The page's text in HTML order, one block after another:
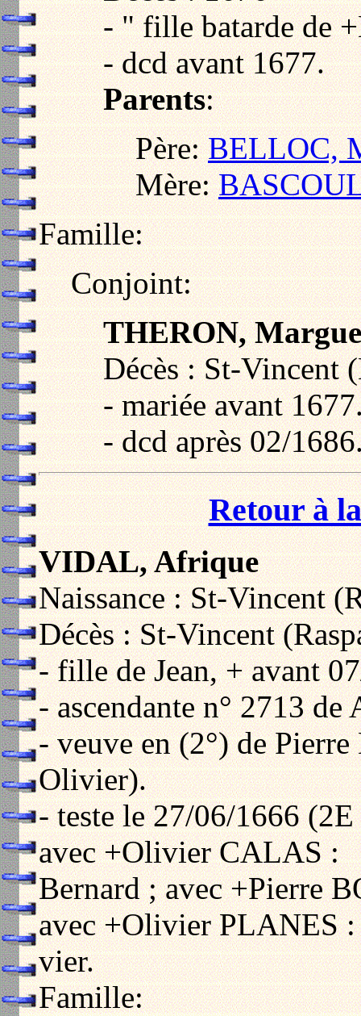
- " fille batarde de
- dcd avant 1677.
Parents:
Père:BELLOC,
Mère:
Famille:
Conjoint:
THERON,
Décès : St-Vincent
- mariée avant
- dcd après 02/
Retour à
VIDAL, Afrique
Naissance : St-Vincent
Décès : St-Vincent
- fille de Jean, + avant
- ascendante n° 2713
- veuve en (2°) de
Olivier).
- teste le 27/06/1666
avec +Olivier CALAS :
Bernard ; avec +Pierre
avec +Olivier PLANES
vier.
Famille: